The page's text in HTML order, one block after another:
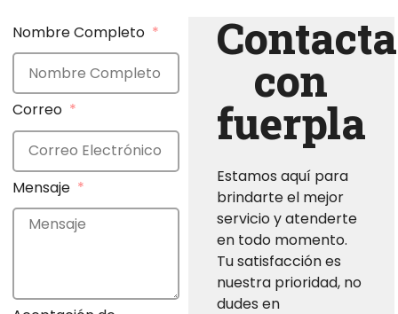
Nombre Completo
Correo
Mensaje
con
fuerpla
Estamos aquí para
brindarte el mejor
servicio y atenderte
en todo momento.
Tu satisfacción es
nuestra prioridad, no
dudes en